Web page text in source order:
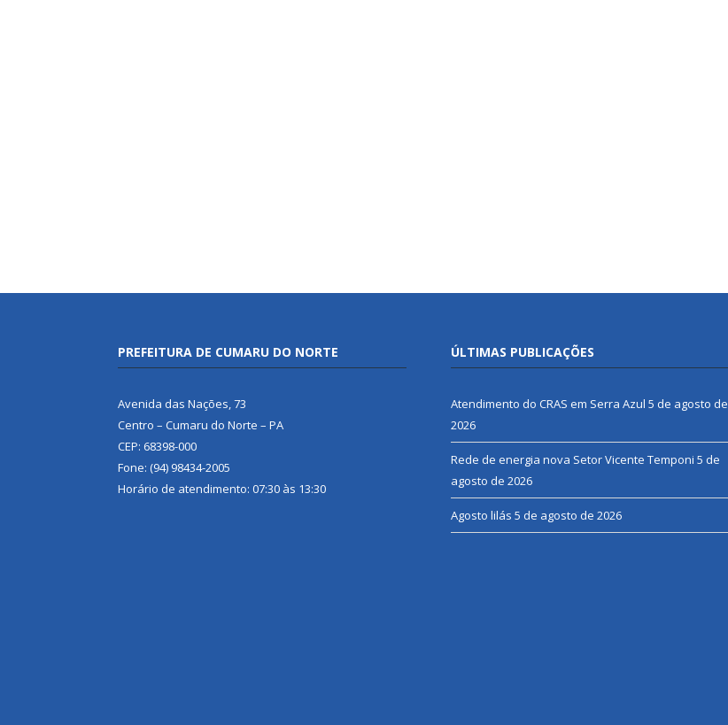
PREFEITURA DE CUMARU DO NORTE
Avenida das Nações, 73
Centro – Cumaru do Norte – PA
CEP: 68398-000
Fone: (94) 98434-2005
Horário de atendimento: 07:30 às 13:30
ÚLTIMAS PUBLICAÇÕES
Atendimento do CRAS em Serra Azul 5 de agosto de
2026
Rede de energia nova Setor Vicente Temponi 5 de
agosto de 2026
Agosto lilás 5 de agosto de 2026